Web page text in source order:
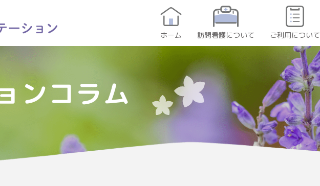
ホーム 訪問看護について ご利用について
ンコラム